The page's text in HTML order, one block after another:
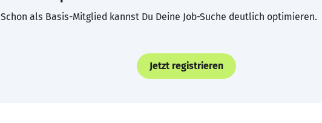
Schon als Basis-Mitglied kannst Du Deine Job-Suche deutlich optimieren.
Jetzt registrieren